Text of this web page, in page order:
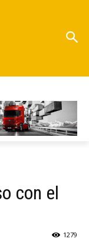
con el
1279